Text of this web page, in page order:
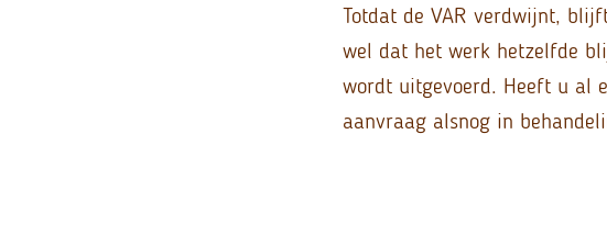
Totdat de VAR verdwijnt,
wel dat het werk hetzelfde
wordt uitgevoerd. Heeft u al
aanvraag alsnog in